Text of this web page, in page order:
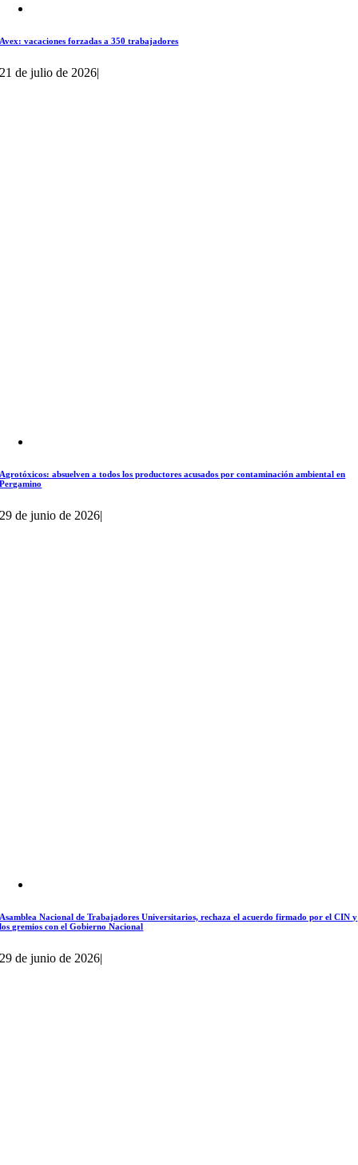
Avex: vacaciones forzadas a 350 trabajadores
21 de julio de 2026|
Agrotóxicos: absuelven a todos los productores acusados por contaminación ambiental en
Pergamino
29 de junio de 2026|
Asamblea Nacional de Trabajadores Universitarios, rechaza el acuerdo firmado por el CIN y
los gremios con el Gobierno Nacional
29 de junio de 2026|